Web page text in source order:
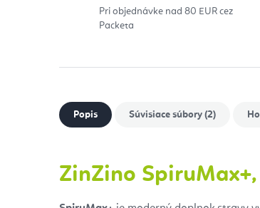
Pri objednávke nad 80 EUR cez
Packeta
Popis Súvisiace súbory (2)
ZinZino